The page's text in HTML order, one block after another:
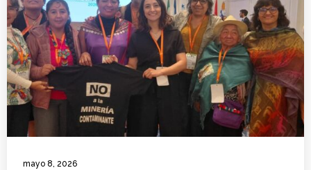
mayo 8, 2026